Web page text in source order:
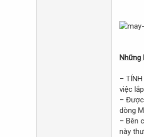
Những
–
việc
– Được
dòng
– Bên
này